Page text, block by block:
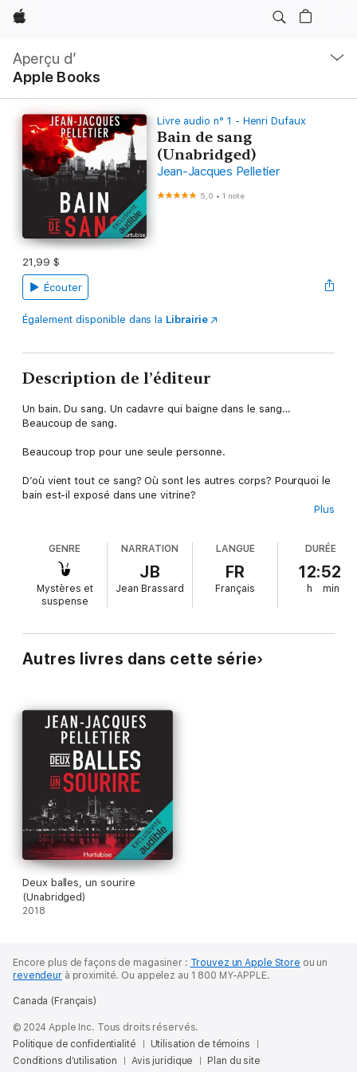
Apple
Aperçu d’
Apple Books
menu
navigation
locale
Livre audio n° 1 - Henri Dufaux
Bain de sang
(Unabridged)
Jean-Jacques Pelletier
5,0 •1 note
21,99 $
Écouter
Également disponible dans la Librairie
Description de l’éditeur
Un bain. Du sang. Un cadavre qui baigne dans le sang…
Beaucoup de sang.
Beaucoup trop pour une seule personne.
D’où vient tout ce sang? Où sont les autres corps? Pourquoi le
bain est-il exposé dans une vitrine?
pianiste et philosophe, un ministre adepte de galipettes
thaïlandaises, une psychanalyste gentiment sarcastique et un
producteur porno qui veut sauver l’Occident....
Croiseront également son chemin un militaire multidécoré
pasteur pro-vie qui se prend pour Mère Teresa et un homme
d’affaires ayant la conscience d’un requin qui aurait suivi des
cours de droit....
en plus de devoir composer avec l’étonnante Lydia Balco,
accessoirement directrice adjointe au SCRS.
Par chance, pour l’épauler, il pourra compter sur son épouse…
récemment décédée.
Plus
GENRE
Mystères et
suspense
NARRATION
JB
Jean Brassard
LANGUE
FR
Français
DURÉE
12:52
h min
Autres livres dans cette série
Deux balles, un sourire
(Unabridged)
2018
Encore plus de façons de magasiner : Trouvez unApple Store ou un
revendeurà proximité. Ou appelez au 1 800 MY-APPLE.
Canada (Français)
© 2024 Apple Inc. Tous droits réservés.
Politique de confidentialité
Utilisation de témoins
Conditions d’utilisation
Avis juridique Plan du site